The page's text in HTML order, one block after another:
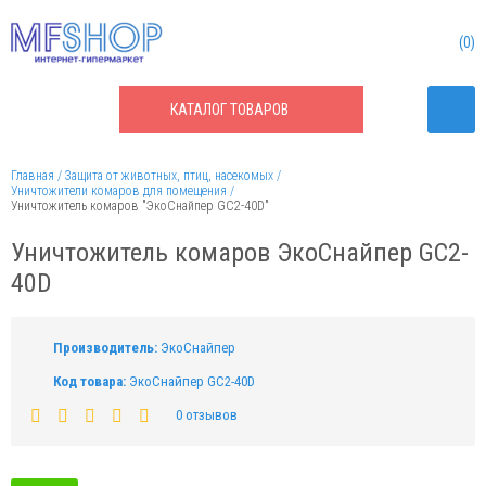
КАТАЛОГТОВАРОВ
0
Главная
Защита от животных, птиц, насекомых
Уничтожители комаров для помещения
Уничтожитель комаров "ЭкоСнайпер GC2-40D"
Уничтожитель комаров ЭкоСнайпер GC2-
40D
Производитель: ЭкоСнайпер
Код товара: ЭкоСнайпер GC2-40D
0 отзывов